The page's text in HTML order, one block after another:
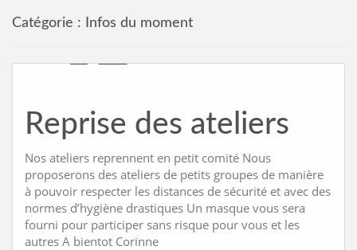
GALERIE PHOTO
ACTUALITÉS NEWS
INFOS DU MOMENT
BON CADEAU
CONTACT
Catégorie : Infos du moment
Reprise des ateliers
Nos ateliers reprennent en petit comité Nous
proposerons des ateliers de petits groupes de manière
à pouvoir respecter les distances de sécurité et avec des
normes d’hygiène drastiques Un masque vous sera
fourni pour participer sans risque pour vous et les
autres A bientot Corinne